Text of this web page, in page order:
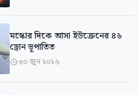
মস্কোর দিকে আসা ইউক্রেনের ৪৬
ড্রোন ভূপাতিত
৩০ জুন ২০২৬